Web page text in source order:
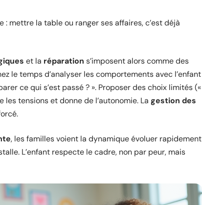
: mettre la table ou ranger ses affaires, c’est déjà
et la réparation s’imposent alors comme des
le temps d’analyser les comportements avec l’enfant
ce qui s’est passé ? ». Proposer des choix limités («
tensions et donne de l’autonomie. La gestion des
, les familles voient la dynamique évoluer rapidement
L’enfant respecte le cadre, non par peur, mais